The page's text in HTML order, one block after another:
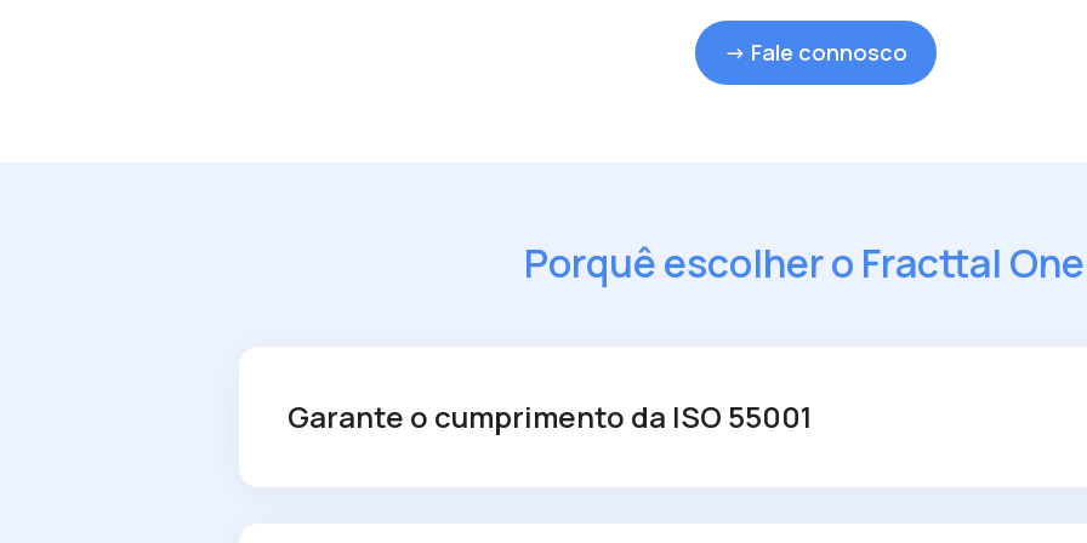
→ Fale connosco
Porquê escolher o Fracttal
Garante o cumprimento da ISO 55001